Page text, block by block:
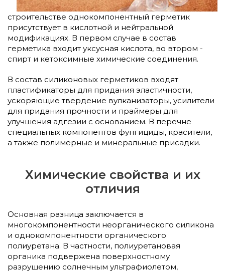
строительстве однокомпонентный герметик
присутствует в кислотной и нейтральной
модификациях. В первом случае в состав
герметика входит уксусная кислота, во втором -
спирт и кетоксимные химические соединения.
В состав силиконовых герметиков входят
пластификаторы для придания эластичности,
ускоряющие твердение вулканизаторы, усилители
для придания прочности и праймеры для
улучшения адгезии с основанием. В перечне
специальных компонентов фунгициды, красители,
а также полимерные и минеральные присадки.
Химические свойства и их
отличия
Основная разница заключается в
многокомпонентности неорганического силикона
и однокомпонентности органического
полиуретана. В частности, полиуретановая
органика подвержена поверхностному
разрушению солнечным ультрафиолетом,